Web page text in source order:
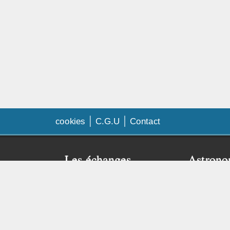
cookies C.G.U Contact
Les échanges